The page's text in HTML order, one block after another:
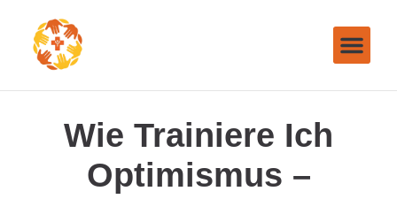
Wie Trainiere Ich
Optimismus –